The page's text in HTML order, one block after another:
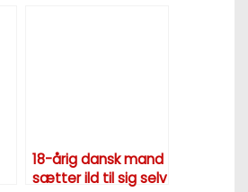
18-årig dansk mand
sætter ild til sig selv